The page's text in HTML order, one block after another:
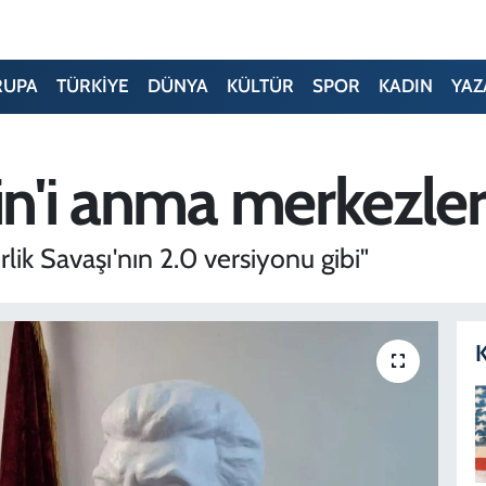
TÜRKİYE DÜNYA KÜLTÜR SPOR KADIN
anma
Savaşı'nın 2.0 versiyonu gibi"